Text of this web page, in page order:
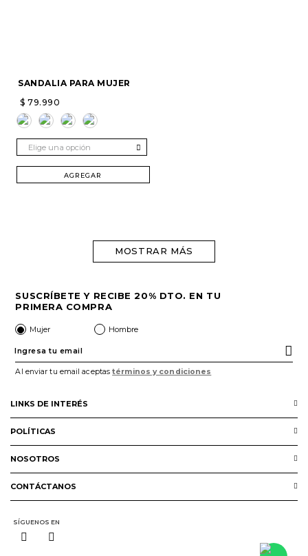
SANDALIA PARA MUJER
$ 79.990
Elige una opción
AGREGAR
MOSTRAR MÁS
SUSCRÍBETE Y RECIBE 20% DTO. EN TU
PRIMERA COMPRA
Mujer Hombre
Al enviar tu email aceptas términos y condiciones
LINKS DE INTERÉS
Preguntas Frecuentes
Puntos Prime
SIC
POLÍTICAS
Política de Protección de Datos
Preguntas Frecuentes
Guia de Tallas
NOSOTROS
Nuestras tiendas
CONTÁCTANOS
Whatsapp (+57) 315 5572222
SÍGUENOS EN